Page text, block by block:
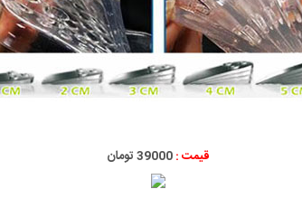
قیمت :